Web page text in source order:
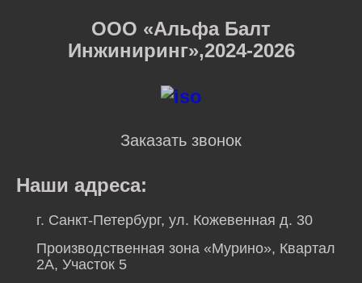
ООО «Альфа Балт
Инжиниринг»,2024-2026
Заказать звонок
Наши адреса:
г. Санкт-Петербург, ул. Кожевенная д. 30
Производственная зона «Мурино», Квартал
2А, Участок 5